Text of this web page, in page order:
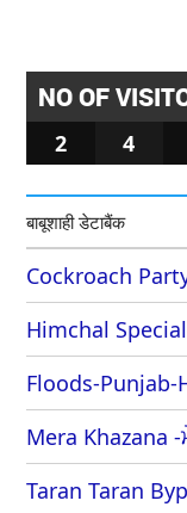
NO OF
2 4
बाबूशाही डेटाबैंक
Cockroach
Himchal
Floods-Punjab-
Mera Khazana -
Taran Taran